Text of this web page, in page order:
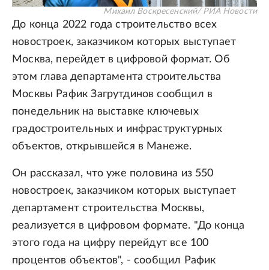
Михаил Воскресенский/ РИА Новости
До конца 2022 года строительство всех
новостроек, заказчиком которых выступает
Москва, перейдет в цифровой формат. Об
этом глава департамента строительства
Москвы Рафик Загрутдинов сообщил в
понедельник на выставке ключевых
градостроительных и инфраструктурных
объектов, открывшейся в Манеже.
Он рассказал, что уже половина из 550
новостроек, заказчиком которых выступает
департамент строительства Москвы,
реализуется в цифровом формате. "До конца
этого года на цифру перейдут все 100
процентов объектов", - сообщил Рафик